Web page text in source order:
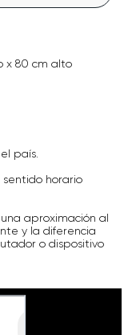
x 80 cm alto
país.
horario
aproximación al
y la diferencia
o dispositivo